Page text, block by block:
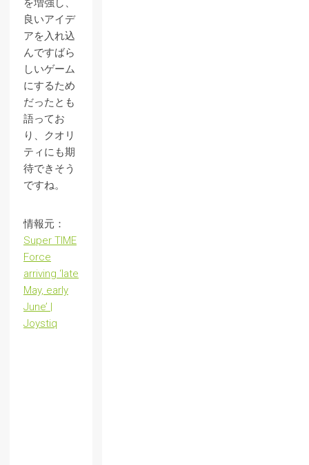
を増強し、
良いアイデ
アを入れ込
んですばら
しいゲーム
にするため
だったとも
語ってお
り、クオリ
ティにも期
待できそう
ですね。
情報元：
Super TIME
Force
arriving ‘late
May, early
June’ |
Joystiq